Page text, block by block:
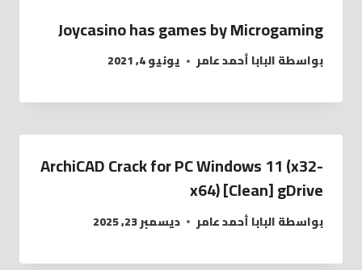
Joycasino has games by Microgaming
بواسطةالبابا أحمد عامر يونيو 4, 2021
ArchiCAD Crack for PC Windows 11 (x32-
x64) [Clean] gDrive
بواسطةالبابا أحمد عامر ديسمبر 23, 2025